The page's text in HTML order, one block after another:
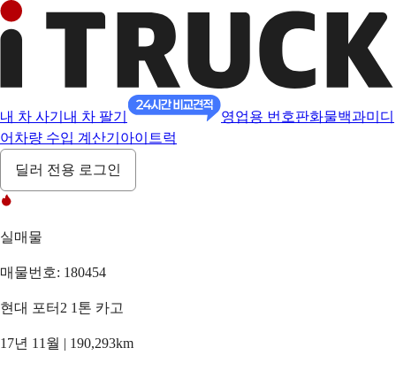
내 차 사기 내 차 팔기 영업용 번호판화물백과미디
어 차량 수입 계산기 아이트럭
딜러 전용 로그인
실매물
매물번호: 180454
현대 포터2 1톤 카고
17년 11월 | 190,293km